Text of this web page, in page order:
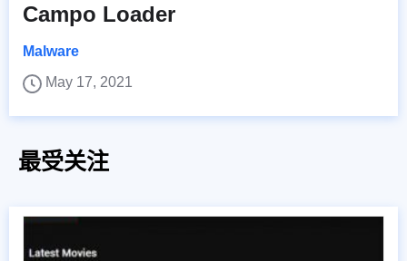
Campo Loader
Malware
May 17, 2021
最受关注